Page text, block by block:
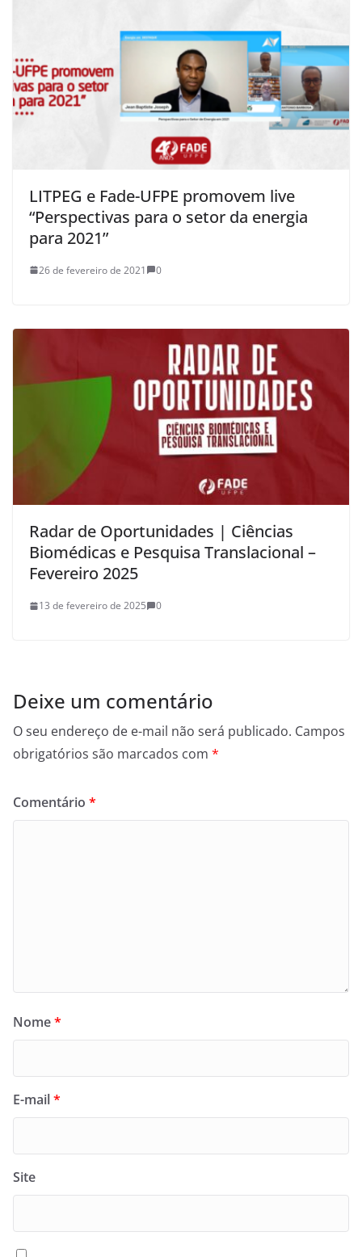
LITPEG e Fade-UFPE promovem live
“Perspectivas para o setor da energia
para 2021”
26 de fevereiro de 2021 0
Radar de Oportunidades | Ciências
Biomédicas e Pesquisa Translacional –
Fevereiro 2025
13 de fevereiro de 2025 0
Deixe um comentário
O seu endereço de e-mail não será publicado. Campos
obrigatórios são marcados com *
Comentário *
Nome*
E-mail*
Site